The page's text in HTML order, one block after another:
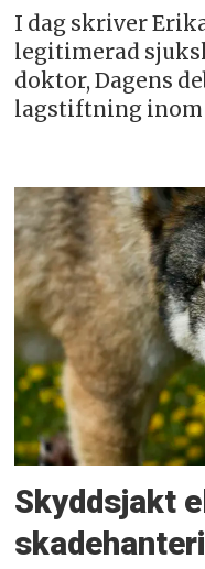
I dag skriver
legitimerad
doktor, Dagens
lagstiftning inom
Skyddsjakt